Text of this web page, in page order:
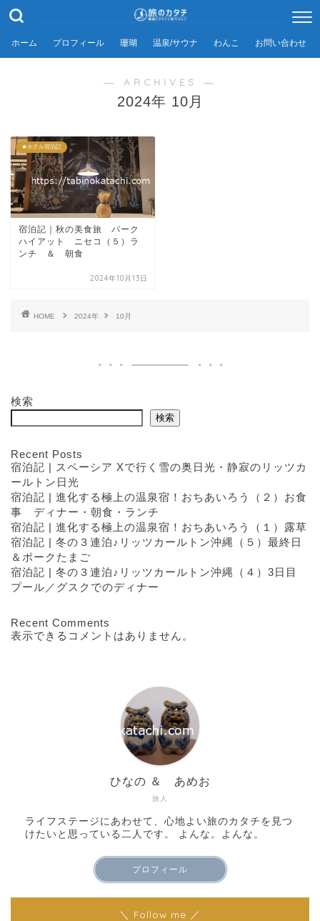
ホーム プロフィール 珊瑚 温泉/サウナ わんこ お問い合わせ
― ARCHIVES ―
2024年 10月
★ホテル宿泊記
宿泊記｜秋の美食旅 パーク
ハイアット ニセコ（５）ラ
ンチ ＆ 朝食
2024年10月13日
HOME 2024年 10月
検索
検索
Recent Posts
宿泊記 | スペーシア Xで行く雪の奥日光・静寂のリッツカ
ールトン日光
宿泊記 | 進化する極上の温泉宿！おちあいろう（２）お食
事 ディナー・朝食・ランチ
宿泊記 | 進化する極上の温泉宿！おちあいろう（１）露草
宿泊記 | 冬の３連泊♪リッツカールトン沖縄（５）最終日
＆ポークたまご
宿泊記 | 冬の３連泊♪リッツカールトン沖縄（４）3日目
プール／グスクでのディナー
Recent Comments
表示できるコメントはありません。
旅人
ひなの ＆ あめお
ライフステージにあわせて、心地よい旅のカタチを見つ
けたいと思っている二人です。 よんな。よんな。
プロフィール
＼ Follow me ／